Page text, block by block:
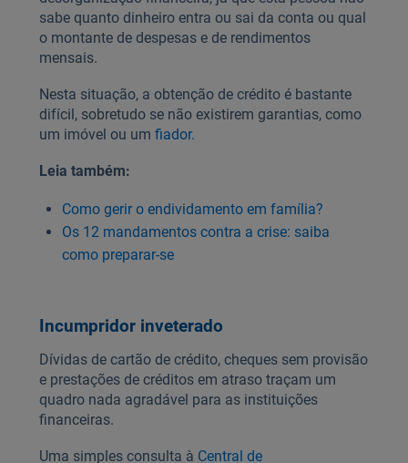
sabe quanto dinheiro entra ou sai da conta ou qual
o montante de despesas e de rendimentos
mensais.
Nesta situação, a obtenção de crédito é bastante
difícil, sobretudo se não existirem garantias, como
um imóvel ou um fiador.
Leia também:
Como gerir o endividamento em família?
Os 12 mandamentos contra a crise: saiba
como preparar-se
Incumpridor inveterado
Dívidas de cartão de crédito, cheques sem provisão
e prestações de créditos em atraso traçam um
quadro nada agradável para as instituições
financeiras.
Uma simples consulta à Central de